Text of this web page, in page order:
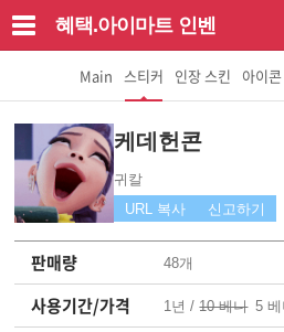
혜택.아이마트 인벤
Main 스티커 인장 스킨 아이콘
케데헌콘
귀칼
URL 복사
신고하기
판매량 48개
사용기간/가격 1년 /10 베니 5 베